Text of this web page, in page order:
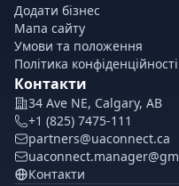
Додати бізнес
Мапа сайту
Умови та положення
Політика конфіденційності
Контакти
34 Ave NE, Calgary, AB
+1 (825) 7475-111
partners@uaconnect.ca
Контакти